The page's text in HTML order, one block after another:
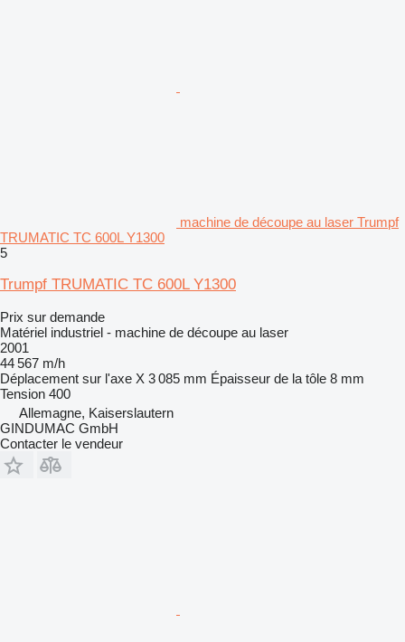
machine de découpe au laser Trumpf
TRUMATIC TC 600L Y1300
5
Trumpf TRUMATIC TC 600L Y1300
Prix sur demande
Matériel industriel - machine de découpe au laser
2001
44 567 m/h
Déplacement sur l'axe X 3 085 mm Épaisseur de la tôle 8 mm
Tension 400
Allemagne, Kaiserslautern
GINDUMAC GmbH
Contacter le vendeur